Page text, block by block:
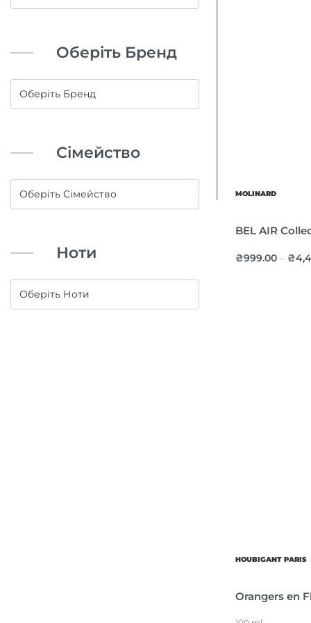
Оберіть Бренд
Сімейство
Ноти
MOLINARD
BEL AIR
₴999.00 – ₴
HOUBIGANT PARIS
Orangers en